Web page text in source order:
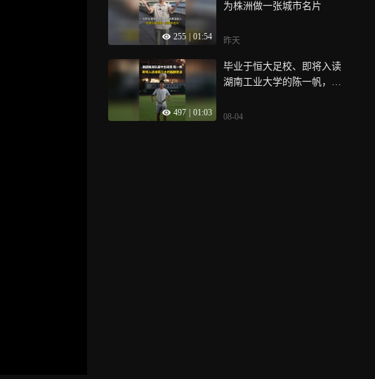
255 01:54
为株洲做一张城市名片
昨天
497 01:03
毕业于恒大足校、即将入读
湖南工业大学的陈一帆，今
08-04